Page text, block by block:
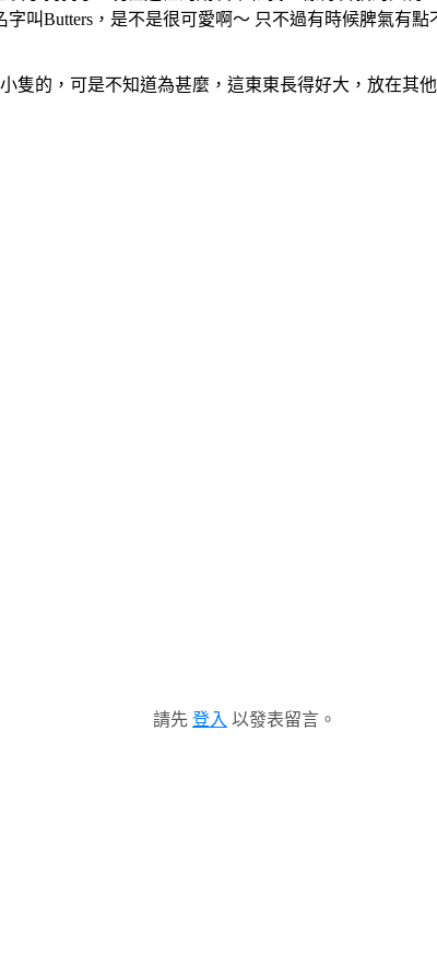
叫Butters，是不是很可愛啊～ 只不過有時候脾氣有點
隻的，可是不知道為甚麼，這東東長得好大，放在其
請先 登入 以發表留言。